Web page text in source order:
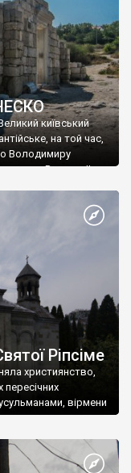
київський
на той час,
Володимиру
Василю ІІ, та
християнином.
Таврійського
Ріпсіме
християнство,
пересічних
вірмени